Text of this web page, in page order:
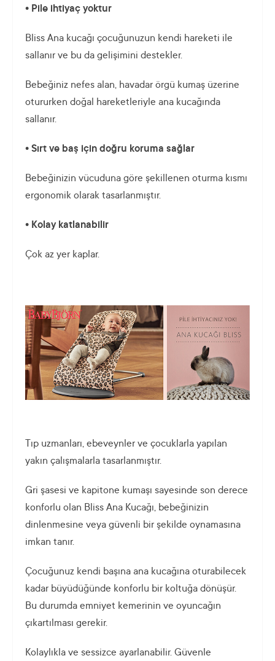
• Pile ihtiyaç yoktur
Bliss Ana kucağı çocuğunuzun kendi hareketi ile
sallanır ve bu da gelişimini destekler.
Bebeğiniz nefes alan, havadar örgü kumaş üzerine
otururken doğal hareketleriyle ana kucağında
sallanır.
• Sırt ve baş için doğru koruma sağlar
Bebeğinizin vücuduna göre şekillenen oturma kısmı
ergonomik olarak tasarlanmıştır.
• Kolay katlanabilir
Çok az yer kaplar.
Tıp uzmanları, ebeveynler ve çocuklarla yapılan
yakın çalışmalarla tasarlanmıştır.
Gri şasesi ve kapitone kumaşı sayesinde son derece
konforlu olan Bliss Ana Kucağı, bebeğinizin
dinlenmesine veya güvenli bir şekilde oynamasına
imkan tanır.
Çocuğunuz kendi başına ana kucağına oturabilecek
kadar büyüdüğünde konforlu bir koltuğa dönüşür.
Bu durumda emniyet kemerinin ve oyuncağın
çıkartılması gerekir.
Kolaylıkla ve sessizce ayarlanabilir. Güvenle